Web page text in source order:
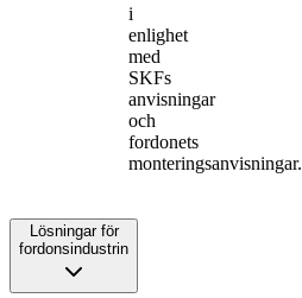
i
enlighet
med
SKFs
anvisningar
och
fordonets
monteringsanvisningar.
Lösningar för
fordonsindustrin